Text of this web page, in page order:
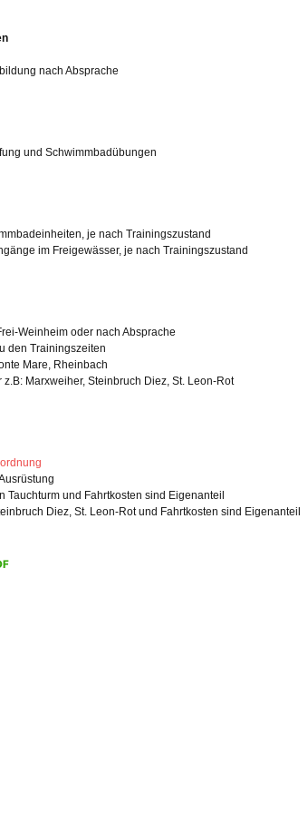
nach Absprache
und Schwimmbadübungen
je nach Trainingszustand
im Freigewässer, je nach Trainingszustand
Weinheim oder nach Absprache
den Trainingszeiten
Mare, Rheinbach
z.B: Marxweiher, Steinbruch Diez, St. Leon-Rot
Tauchturm und Fahrtkosten sind Eigenanteil
Diez, St. Leon-Rot und Fahrtkosten sind Eigenanteil